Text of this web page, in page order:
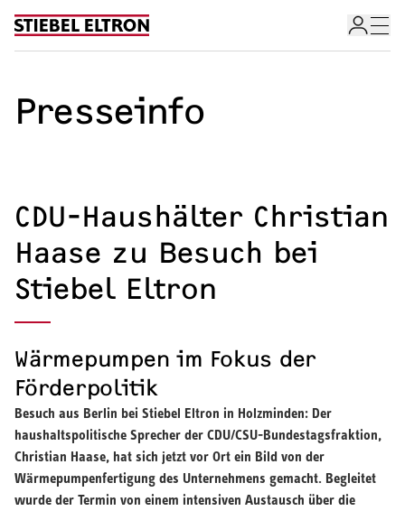
Presseinfo
CDU-Haushälter Christian
Haase zu Besuch bei
Stiebel Eltron
Wärmepumpen im Fokus der
Förderpolitik
Besuch aus Berlin bei Stiebel Eltron in Holzminden: Der
haushaltspolitische Sprecher der CDU/CSU-Bundestagsfraktion,
Christian Haase, hat sich jetzt vor Ort ein Bild von der
Wärmepumpenfertigung des Unternehmens gemacht. Begleitet
wurde der Termin von einem intensiven Austausch über die